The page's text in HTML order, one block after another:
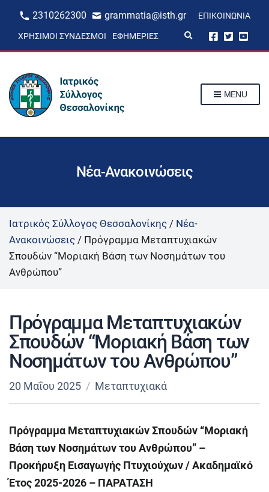
2310262300 grammatia@isth.gr ΕΠΙΚΟΙΝΩΝΊΑ
ΧΡΉΣΙΜΟΙ ΣΎΝΔΕΣΜΟΙ ΕΦΗΜΕΡΊΕΣ
p
m
MENU
Νέα-Ανακοινώσεις
Ιατρικός Σύλλογος Θεσσαλονίκης / Νέα-
Ανακοινώσεις / Πρόγραμμα Μεταπτυχιακών
Σπουδών “Μοριακή Βάση των Νοσημάτων του
Ανθρώπου”
Πρόγραμμα Μεταπτυχιακών
Σπουδών “Μοριακή Βάση των
Νοσημάτων του Ανθρώπου”
20 Μαΐου 2025 Μεταπτυχιακά
Πρόγραμμα Μεταπτυχιακών Σπουδών “Μοριακή
Βάση των Νοσημάτων του Ανθρώπου” –
Προκήρυξη Εισαγωγής Πτυχιούχων / Ακαδημαϊκό
Έτος 2025-2026 – ΠΑΡΑΤΑΣΗ